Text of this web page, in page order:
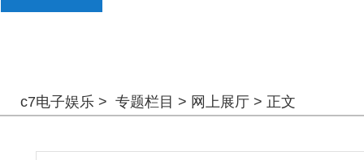
c7电子娱乐 > 专题栏目 > 网上展厅 > 正文